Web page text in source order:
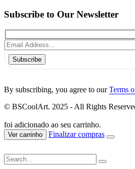
Subscribe to Our Newsletter
Subscribe
By subscribing, you agree to ourTerms
© BSCoolArt. 2025 - All Rights
foi adicionado ao seu carrinho.
Ver carrinho Finalizar compras